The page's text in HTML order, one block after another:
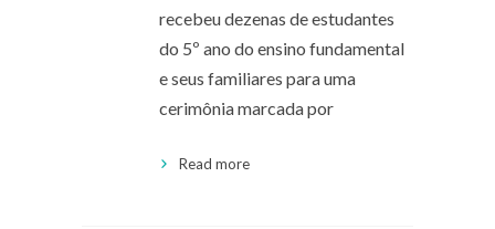
recebeu dezenas de estudantes
do 5º ano do ensino fundamental
e seus familiares para uma
cerimônia marcada por
Read more